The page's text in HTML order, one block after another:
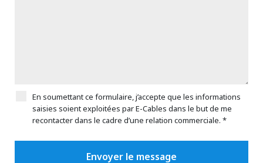
En soumettant ce formulaire, j’accepte que les informations
saisies soient exploitées par E-Cables dans le but de me
recontacter dans le cadre d’une relation commerciale. *